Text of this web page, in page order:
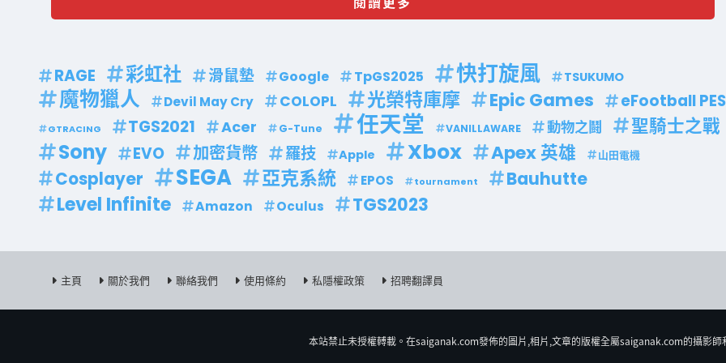
RAGE 彩虹社 滑鼠墊 Google TpGS2025 快打旋風 TSUKUMO
魔物獵人 Devil May Cry COLOPL 光榮特庫摩 Epic Games eFootball PES
GTRACING TGS2021 Acer G-Tune 任天堂 VANILLAWARE 動物之鬪 聖騎士之戰
Sony EVO 加密貨幣 羅技 Apple Xbox Apex 英雄 山田電機
Cosplayer SEGA 亞克系統 EPOS tournament Bauhutte
Level Infinite Amazon Oculus TGS2023
主頁 關於我們 聯絡我們 使用條約 私隱權政策 招聘翻譯員
本站禁止未授權𨍭載。在saiganak.com發佈的圖片,相片,文章的版權全屬saiganak.com的攝影師